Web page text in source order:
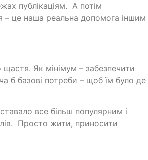
публікаціям. А потім
– це наша реальна допомога іншим
Як мінімум – забезпечити
б базові потреби – щоб їм було де
все більш популярним і
Просто жити, приносити